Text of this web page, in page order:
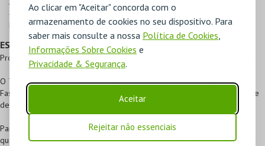
Ao clicar em "Aceitar" concorda com o
armazenamento de cookies no seu dispositivo. Para
saber mais consulte a nossa Política de Cookies
Informações Sobre Cookies e
Privacidade & Segurança.
Aceitar
Rejeitar não essenciais
4710-251 Braga
Direcções para Theatro Circo
ESTACIONAMENTO
Protocolo de estacionamento Theatro Circo x Liberdade Street Fashion
O Theatro Circo criou um protocolo com o vizinho Liberdade Street
Fashion para a utilização do seu parque de estacionamento com 50% de
desconto mediante apresentação de bilhete.
Para obter este desconto, o cliente deve apresentar um bilhete de
qualquer espetáculo do Theatro Circo na Central de Atendimento (piso